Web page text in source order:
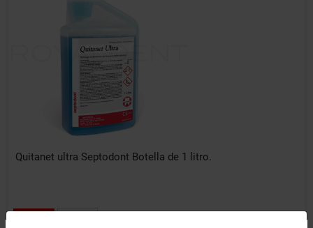
Quitanet ultra Septodont Botella de 1 litro.
20.40€ 30.33€